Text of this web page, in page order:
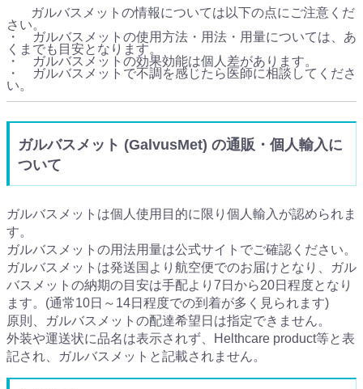
ガルバスメットの情報については以下の点にご注意くだ
さい。
・ ガルバスメットの使用方法・用法・用量については、あ
くまでも目安となります。
・ ガルバスメットの効果効能は個人差があります。
・ ガルバスメットで不調を感じたら医師に相談してくださ
い。
ガルバスメット (GalvusMet) の通販・個人輸入に
ついて
ガルバスメットは個人使用目的に限り個人輸入が認められま
す。
ガルバスメットの用法用量は公式サイトでご確認ください。
ガルバスメットは発送国より航空便でのお届けとなり、ガル
バスメットの納期の目安は手配より7日から20日程度となり
ます。(通常10日～14日程度での到着が多く見られます)
原則、ガルバスメットの配達希望日は指定できません。
外装や運送状に品名は表示されず、Helthcare product等と表
記され、ガルバスメットと記載されません。